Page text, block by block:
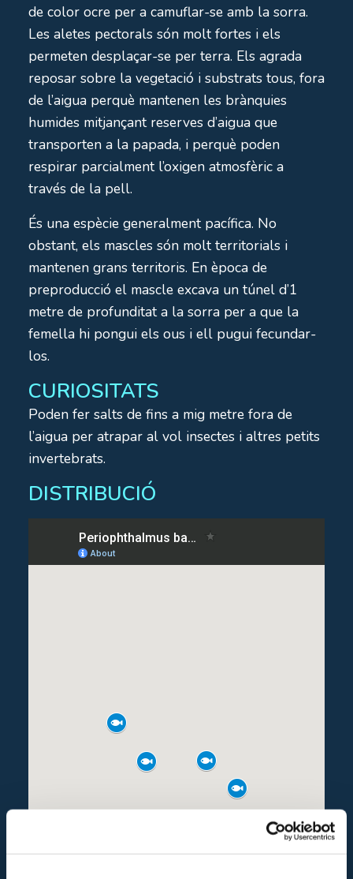
de color ocre per a camuflar-se amb la sorra.
Les aletes pectorals són molt fortes i els
permeten desplaçar-se per terra. Els agrada
reposar sobre la vegetació i substrats tous, fora
de l’aigua perquè mantenen les brànquies
humides mitjançant reserves d’aigua que
transporten a la papada, i perquè poden
respirar parcialment l’oxigen atmosfèric a
través de la pell.
És una espècie generalment pacífica. No
obstant, els mascles són molt territorials i
mantenen grans territoris. En època de
preproducció el mascle excava un túnel d’1
metre de profunditat a la sorra per a que la
femella hi pongui els ous i ell pugui fecundar-
los.
CURIOSITATS
Poden fer salts de fins a mig metre fora de
l’aigua per atrapar al vol insectes i altres petits
invertebrats.
DISTRIBUCIÓ